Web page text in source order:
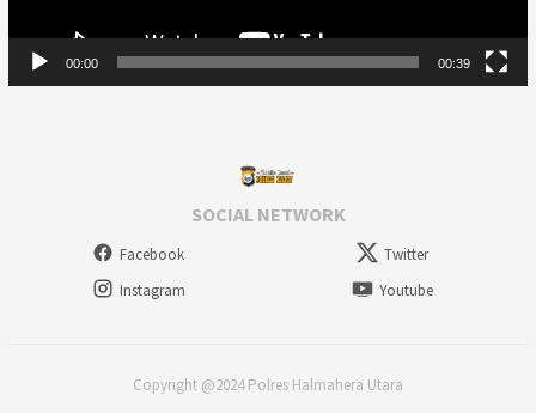
00:00 00:39
SOCIAL NETWORK
Facebook
Twitter
Instagram
Youtube
Copyright @2024 Polres Halmahera Utara